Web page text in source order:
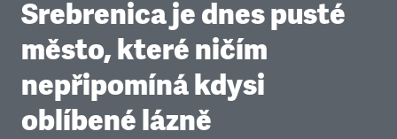
Srebrenica je dnes pusté
město, které ničím
nepřipomíná kdysi
oblíbené lázně